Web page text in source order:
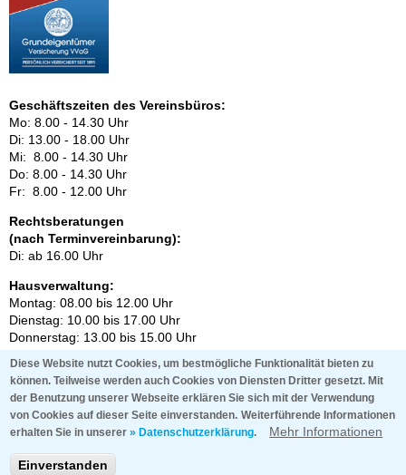
Geschäftszeiten des Vereinsbüros:
Mo: 8.00 - 14.30 Uhr
Di: 13.00 - 18.00 Uhr
Mi: 8.00 - 14.30 Uhr
Do: 8.00 - 14.30 Uhr
Fr: 8.00 - 12.00 Uhr
Rechtsberatungen
(nach Terminvereinbarung):
Di: ab 16.00 Uhr
Hausverwaltung:
Mon­tag: 08.00 bis 12.00 Uhr
Di­ens­tag: 10.00 bis 17.00 Uhr
Don­ners­tag: 13.00 bis 15.00 Uhr
Steuerberatung und Bauberatung:
nach Ver­ein­ba­rung
Diese Website nutzt Cookies, um bestmögliche Funktionalität bieten zu
können. Teilweise werden auch Cookies von Diensten Dritter gesetzt. Mit
der Benutzung unserer Webseite erklären Sie sich mit der Verwendung
von Cookies auf dieser Seite einverstanden. Weiterführende Informationen
erhalten Sie in unserer» Datenschutzerklärung. Mehr Informationen
Einverstanden